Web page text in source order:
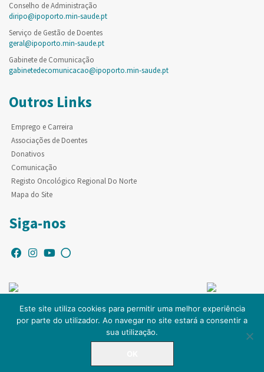
Conselho de Administração
diripo@ipoporto.min-saude.pt
Serviço de Gestão de Doentes
geral@ipoporto.min-saude.pt
Gabinete de Comunicação
gabinetedecomunicacao@ipoporto.min-saude.pt
Outros Links
Emprego e Carreira
Associações de Doentes
Donativos
Comunicação
Registo Oncológico Regional Do Norte
Mapa do Site
Siga-nos
© Copyright IPO-PORTO. Todos os direitos reservados.
Este site utiliza cookies para permitir uma melhor experiência
por parte do utilizador. Ao navegar no site estará a consentir a
sua utilização.